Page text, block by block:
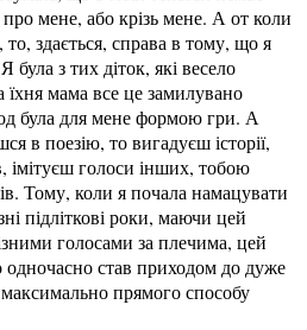
мене, або крізь мене. А от коли
здається, справа в тому, що я
з тих діток, які весело
мама все це замилувано
була для мене формою гри. А
в поезію, то вигадуєш історії,
імітуєш голоси інших, тобою
Тому, коли я почала намацувати
підліткові роки, маючи цей
голосами за плечима, цей
одночасно став приходом до дуже
прямого способу